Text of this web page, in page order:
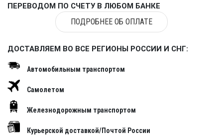
ПЕРЕВОДОМ ПО СЧЕТУ В ЛЮБОМ БАНКЕ
ПОДРОБНЕЕ ОБ ОПЛАТЕ
ДОСТАВЛЯЕМ ВО ВСЕ РЕГИОНЫ РОССИИ И СНГ:
Автомобильным транспортом
Самолетом
Железнодорожным транспортом
Курьерской доставкой/Почтой России